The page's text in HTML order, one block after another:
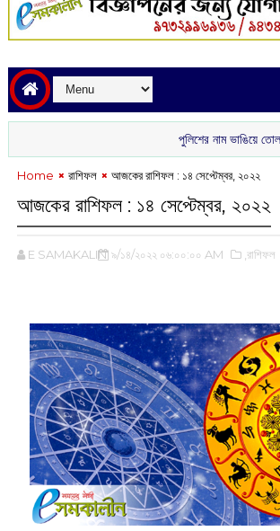
পুলিশের নাম ভাঙিয়ে
Home রাশিফল আজকের রাশিফল : ১৪ সেপ্টেম্বর, ২০২২
আজকের রাশিফল : ১৪ সেপ্টেম্বর, ২০২২
E SAMAKALIN ৯/১৪/২০২২ ০৬:০০:০০ AM ,রাশিফল